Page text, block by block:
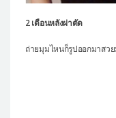
2 เดือนหลังผ่าตัด
ถ่ายมุมไหนก็รูปออกมาสว